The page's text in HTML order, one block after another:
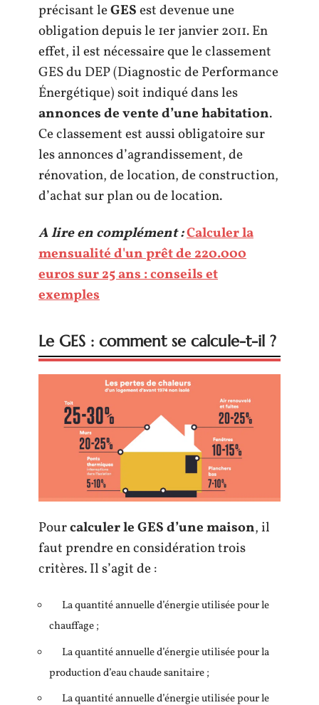
précisant leGESest devenue une
obligation depuis le 1er janvier 2011. En
effet, il est nécessaire que le classement
GES du DEP (Diagnostic de Performance
Énergétique) soit indiqué dans les
annonces de vente d’une habitation.
Ce classement est aussi obligatoire sur
les annonces d’agrandissement, de
rénovation, de location, de construction,
d’achat sur plan ou de location.
A lire en complément :Calculer la
mensualité d'un prêt de 220.000
euros sur 25 ans : conseils et
exemples
Le GES : comment se calcule-t-il ?
Pourcalculer le GES d’une maison, il
faut prendre en considération trois
critères. Il s’agit de :
La quantité annuelle d’énergie utilisée pour le
chauffage ;
La quantité annuelle d’énergie utilisée pour la
production d’eau chaude sanitaire ;
La quantité annuelle d’énergie utilisée pour le